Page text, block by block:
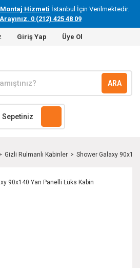
Montaj Hizmeti İstanbul İçin Verilmektedir.
0 (212) 425 48 09
Giriş Yap Üye Ol
ARA
Sepetiniz
Gizli Rulmanlı Kabinler Shower Galaxy